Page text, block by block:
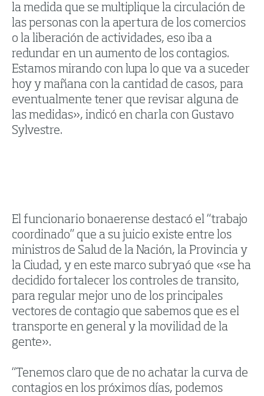
la medida que se multiplique la circulación de
las personas con la apertura de los comercios
o la liberación de actividades, eso iba a
redundar en un aumento de los contagios.
Estamos mirando con lupa lo que va a suceder
hoy y mañana con la cantidad de casos, para
eventualmente tener que revisar alguna de
las medidas», indicó en charla con Gustavo
Sylvestre.
El funcionario bonaerense destacó el “trabajo
coordinado” que a su juicio existe entre los
ministros de Salud de la Nación, la Provincia y
la Ciudad, y en este marco subryaó que «se ha
decidido fortalecer los controles de transito,
para regular mejor uno de los principales
vectores de contagio que sabemos que es el
transporte en general y la movilidad de la
gente».
“Tenemos claro que de no achatar la curva de
contagios en los próximos días, podemos